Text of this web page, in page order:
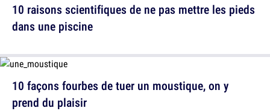
10 raisons scientifiques de ne pas mettre les pieds
dans une piscine
10 façons fourbes de tuer un moustique, on y
prend du plaisir